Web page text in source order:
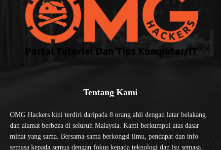
Tentang Kami
OMG Hackers kini terdiri daripada 8 orang ahli dengan latar belakang
dan alamat berbeza di seluruh Malaysia. Kami berkumpul atas dasar
minat yang sama. Bersama-sama berkongsi ilmu, pendapat dan info
semasa kepada semua dengan fokus kepada teknologi dan isu semasa.